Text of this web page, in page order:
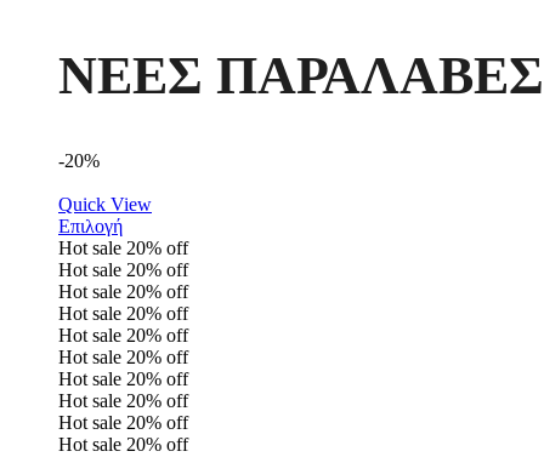
ΝΕΕΣ ΠΑΡΑΛΑΒΕΣ
-20%
Quick View
Επιλογή
Hot sale 20% off
Hot sale 20% off
Hot sale 20% off
Hot sale 20% off
Hot sale 20% off
Hot sale 20% off
Hot sale 20% off
Hot sale 20% off
Hot sale 20% off
Hot sale 20% off